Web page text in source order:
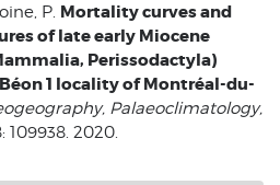
P. Mortality curves and
of late early Miocene
Perissodactyla)
1 locality of Montréal-du-
Palaeoclimatology,
109938. 2020.